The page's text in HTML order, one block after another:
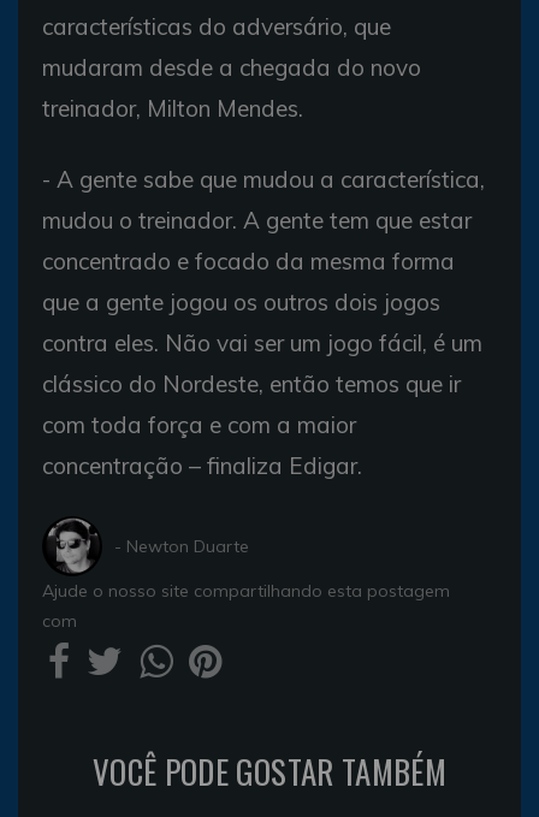
características do adversário, que
mudaram desde a chegada do novo
treinador, Milton Mendes.
- A gente sabe que mudou a característica,
mudou o treinador. A gente tem que estar
concentrado e focado da mesma forma
que a gente jogou os outros dois jogos
contra eles. Não vai ser um jogo fácil, é um
clássico do Nordeste, então temos que ir
com toda força e com a maior
concentração – finaliza Edigar.
- Newton Duarte
Ajude o nosso site compartilhando esta postagem
com
VOCÊ PODE GOSTAR TAMBÉM